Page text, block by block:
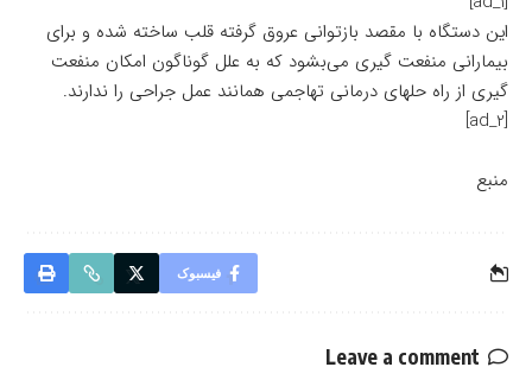
این دستگاه با مقصد بازتوانی عروق گرفته قلب ساخته شده و برای
بیمارانی منفعت گیری می‌بشود که به علل گوناگون امکان منفعت
گیری از راه حلهای درمانی تهاجمی همانند عمل جراحی را ندارند.
[ad_2]
منبع
فیسبوک
Leave a comment